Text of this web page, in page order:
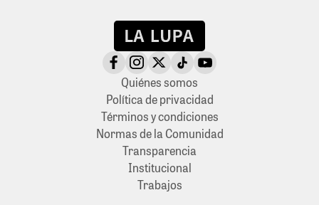
Quiénes somos
Política de privacidad
Términos y condiciones
Normas de la Comunidad
Transparencia
Institucional
Trabajos